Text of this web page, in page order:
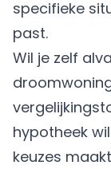
specifieke
past.
Wil je zelf
hypotheek
keuzes